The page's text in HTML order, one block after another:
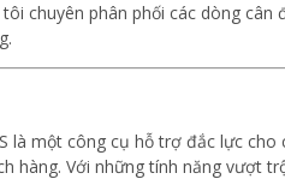
tôi chuyên phân phối các dòng
là một công cụ hỗ trợ đắc lực
hàng. Với những tính năng vượt